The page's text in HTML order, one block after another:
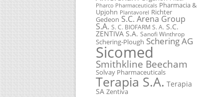
Pharco Pharmaceuticals Pharmacia &
Upjohn Plantavorel Richter
Gedeon S.C. Arena Group
S.A. S. C. BIOFARM S. A. S.C.
ZENTIVA S.A. Sanofi Winthrop
Schering-Plough Schering AG
Sicomed
Smithkline Beecham
Solvay Pharmaceuticals
Terapia S.A. Terapia
SA Zentiva